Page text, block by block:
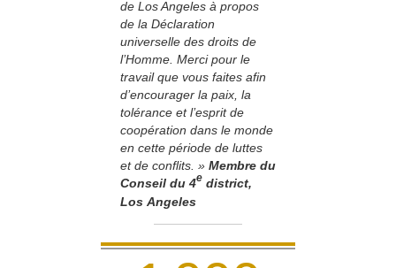
de Los Angeles à propos
de la Déclaration
universelle des droits de
l’Homme. Merci pour le
travail que vous faites afin
d’encourager la paix, la
tolérance et l’esprit de
coopération dans le monde
en cette période de luttes
et de conflits. » Membre du
Conseil du 4e district,
Los Angeles